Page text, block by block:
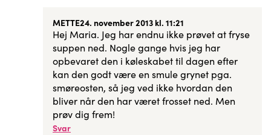
METTE24. november 2013 kl. 11:21
Hej Maria. Jeg har endnu ikke prøvet at fryse
suppen ned. Nogle gange hvis jeg har
opbevaret den i køleskabet til dagen efter
kan den godt være en smule grynet pga.
smøreosten, så jeg ved ikke hvordan den
bliver når den har været frosset ned. Men
prøv dig frem!
Svar